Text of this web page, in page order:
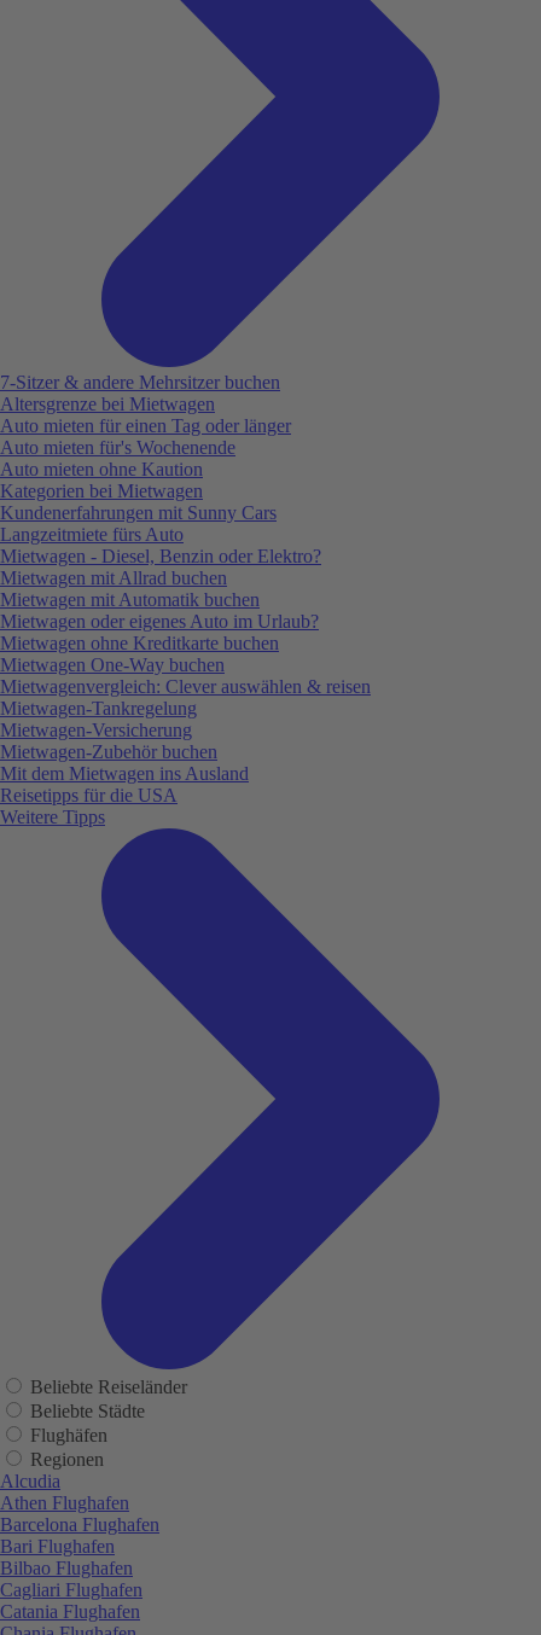
7-Sitzer & andere Mehrsitzer buchen
Altersgrenze bei Mietwagen
Auto mieten für einen Tag oder länger
Auto mieten für's Wochenende
Auto mieten ohne Kaution
Kategorien bei Mietwagen
Kundenerfahrungen mit Sunny Cars
Langzeitmiete fürs Auto
Mietwagen - Diesel, Benzin oder Elektro?
Mietwagen mit Allrad buchen
Mietwagen mit Automatik buchen
Mietwagen oder eigenes Auto im Urlaub?
Mietwagen ohne Kreditkarte buchen
Mietwagen One-Way buchen
Mietwagenvergleich: Clever auswählen & reisen
Mietwagen-Tankregelung
Mietwagen-Versicherung
Mietwagen-Zubehör buchen
Mit dem Mietwagen ins Ausland
Reisetipps für die USA
Weitere Tipps
Beliebte Reiseländer
Beliebte Städte
Flughäfen
Regionen
Alcudia
Athen Flughafen
Barcelona Flughafen
Bari Flughafen
Bilbao Flughafen
Cagliari Flughafen
Catania Flughafen